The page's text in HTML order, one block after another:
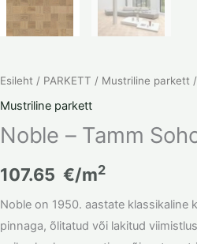
Esileht / PARKETT / Mustriline parkett
Mustriline parkett
Noble – Tamm
107.65 €/m2
Noble on 1950. aastate klassikaline
pinnaga, õlitatud või lakitud